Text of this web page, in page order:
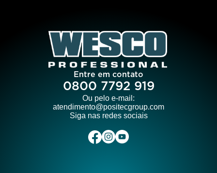
Entre em contato
0800 7792 919
Ou pelo e-mail:
atendimento@positecgroup.com
Siga nas redes sociais